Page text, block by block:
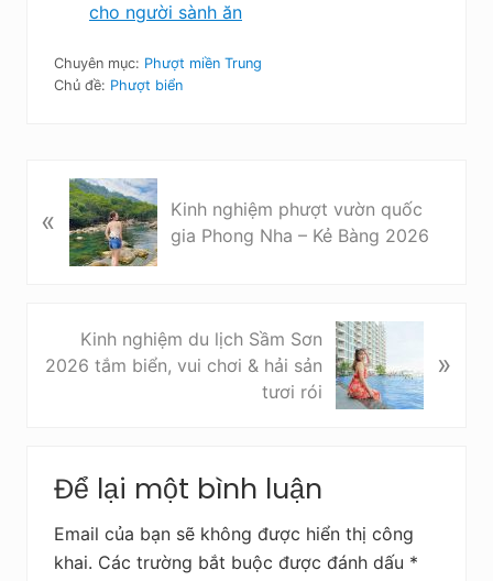
cho người sành ăn
Chuyên mục: Phượt miền Trung
Chủ đề: Phượt biển
à
t
«
Kinh nghiệm phượt vườn quốc
gia Phong Nha – Kẻ Bàng 2026
à
Kinh nghiệm du lịch Sầm Sơn
2026 tắm biển, vui chơi & hải sản
tươi rói
»
Reader
Interactions
Để lại một bình luận
Email của bạn sẽ không được hiển thị công
khai. Các trường bắt buộc được đánh dấu *